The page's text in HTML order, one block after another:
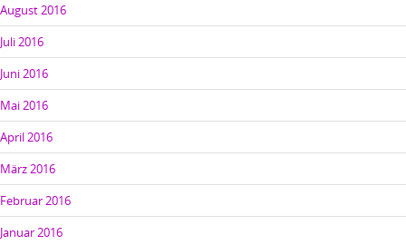
August 2016
Juli 2016
Juni 2016
Mai 2016
April 2016
März 2016
Februar 2016
Januar 2016